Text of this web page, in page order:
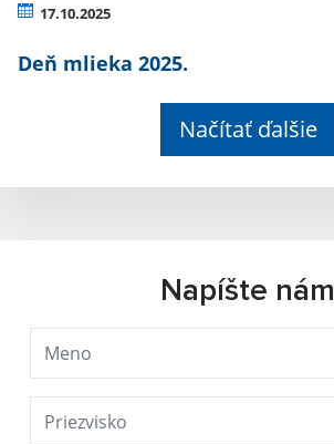
17.10.2025
Deň mlieka 2025.
Načítať ďalšie
Napíšte nám